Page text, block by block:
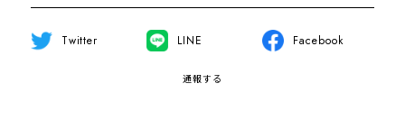
Twitter LINE Facebook
通報する